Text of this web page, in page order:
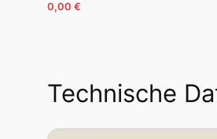
0,00 €
Technische